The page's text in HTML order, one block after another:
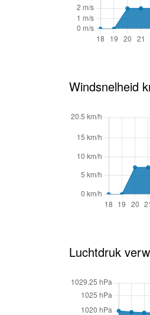
Windsnelheid
Luchtdruk